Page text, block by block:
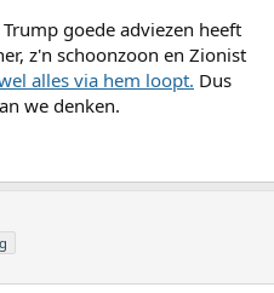
goede adviezen heeft
z'n schoonzoon en Zionist
alles via hem loopt. Dus
we denken.